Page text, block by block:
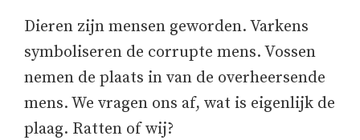
Dieren zijn mensen geworden. Varkens
symboliseren de corrupte mens. Vossen
nemen de plaats in van de overheersende
mens. We vragen ons af, wat is eigenlijk de
plaag. Ratten of wij?